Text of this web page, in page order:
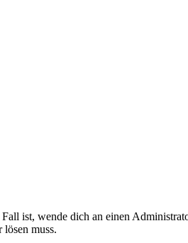
ist, wende dich an einen
muss.